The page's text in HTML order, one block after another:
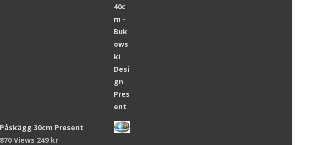
Påskägg 30cm Present
870 Views 249 kr